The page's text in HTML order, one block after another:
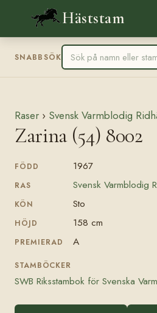
Häststam
SNABBSÖK
Raser › Svensk Varmblodig
Zarina (54) 8002
FÖDD 1967
RAS Svensk Varmblodig
KÖN Sto
HÖJD 158 cm
PREMIERAD A
STAMBÖCKER
SWB Riksstambok för Svenska